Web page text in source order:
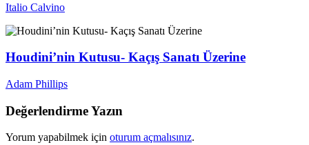
Italio Calvino
Houdini’nin Kutusu- Kaçış Sanatı Üzerine
Adam Phillips
Değerlendirme Yazın
Yorum yapabilmek için oturum açmalısınız.